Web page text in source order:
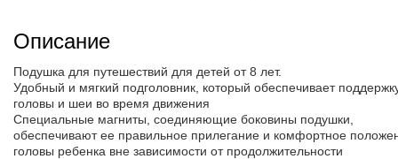
Описание
Подушка для путешествий для детей от 8 лет.
Удобный и мягкий подголовник, который обеспечивает
головы и шеи во время движения
Специальные магниты, соединяющие боковины подушки,
обеспечивают ее правильное прилегание и комфортное
головы ребенка вне зависимости от продолжительности